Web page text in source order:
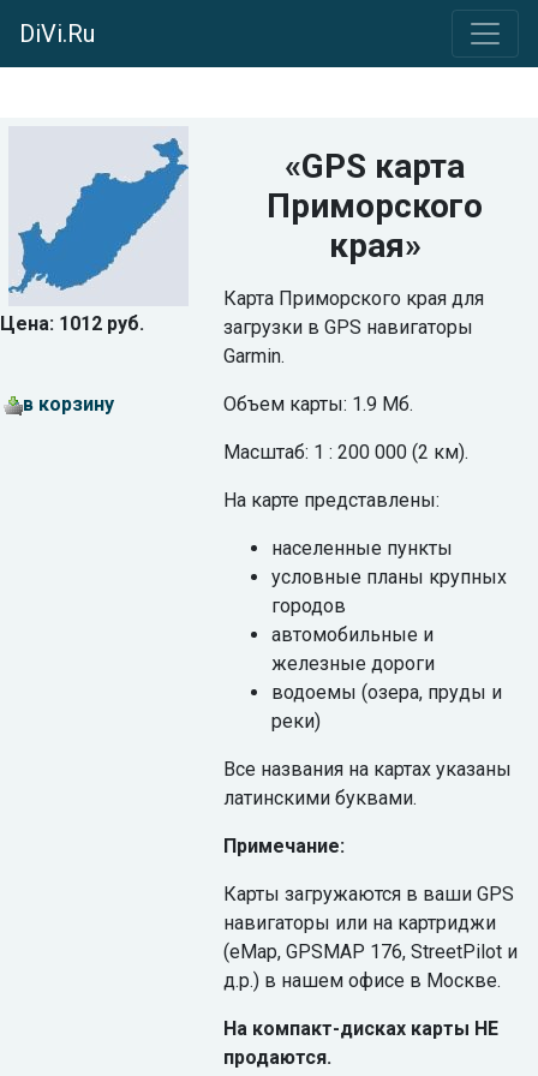
DiVi.Ru
Цена: 1012 руб.
в корзину
«GPS карта
Приморского
края»
Карта Приморского края для
загрузки в GPS навигаторы
Garmin.
Объем карты: 1.9 Мб.
Масштаб: 1 : 200 000 (2 км).
На карте представлены:
населенные пункты
условные планы крупных
городов
автомобильные и
железные дороги
водоемы (озера, пруды и
реки)
Все названия на картах указаны
латинскими буквами.
Примечание:
Карты загружаются в ваши GPS
навигаторы или на картриджи
(eMap, GPSMAP 176, StreetPilot и
д.р.) в нашем офисе в Москве.
На компакт-дисках карты НЕ
продаются.